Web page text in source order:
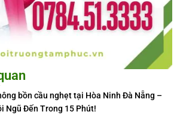
bồn cầu nghẹt tại Hòa Ninh Đà Nẵng –
Ngũ Đến Trong 15 Phút!